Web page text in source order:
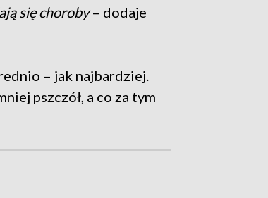
się choroby– dodaje
– jak najbardziej.
pszczół, a co za tym